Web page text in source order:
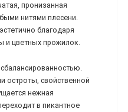
пронизанная
нитями плесени.
благодаря
и цветных прожилок.
остроты, свойственной
нежная
в пикантное